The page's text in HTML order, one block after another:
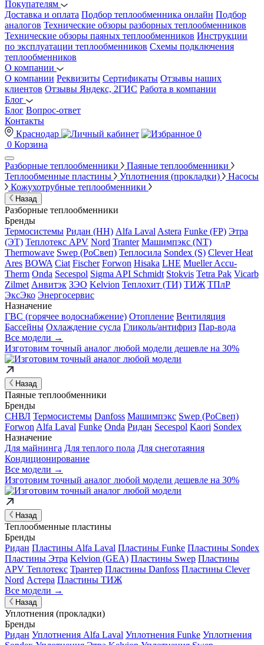
Покупателям
Доставка и оплата Подбор теплообменника онлайн Подбор
аналогов Технические обзоры разборных теплообменников
Технические обзоры паяных теплообменников Инструкции
по эксплуатации теплообменников Схемы подключения
теплообменников
О компании
О компании Реквизиты Сертификаты Отзывы наших
клиентов Отзывы Яндекс, 2ГИС Работа в компании
Блог
Блог Вопрос-ответ
Контакты
Краснодар
0
0 Корзина
Разборные теплообменники
Паяные теплообменники
Теплообменные пластины
Уплотнения (прокладки)
Насосы
Кожухотрубные теплообменники
Назад
Разборные теплообменники
Бренды
Термосистемы Ридан (НН) Alfa Laval Astera Funke (FP) Этра
(ЭТ) Теплотекс APV Nord Tranter Машимпэкс (NT)
Thermowave Swep (РоСвеп) Теплосила Sondex (S) Clever Heat
Ares BOWA Ciat Fischer Forwon Hisaka LHE Mueller Accu-
Therm Onda Secespol Sigma API Schmidt Stokvis Tetra Pak Vicarb
Zilmet Анвитэк ЗЭО Kelvion Теплохит (ТИ) ТИЖ ТПлР
ЭксЭко Энергосервис
Назначение
ГВС (горячее водоснабжение) Отопление Вентиляция
Бассейны Охлаждение сусла Гликоль/антифриз Пар-вода
Все модели →
Изготовим точный аналог любой модели дешевле на 30%
Назад
Паяные теплообменники
Бренды
СНВЛ Термосистемы Danfoss Машимпэкс Swep (РоСвеп)
Forwon Alfa Laval Funke Onda Ридан Secespol Kaori Sondex
Назначение
Для майнинга Для теплого пола Для снеготаяния
Кондиционирование
Все модели →
Изготовим точный аналог любой модели дешевле на 30%
Назад
Теплообменные пластины
Бренды
Ридан Пластины Alfa Laval Пластины Funke Пластины Sondex
Пластины Этра Kelvion (GEA) Пластины Swep Пластины
APV Теплотекс Трантер Пластины Danfoss Пластины Clever
Nord Астера Пластины ТИЖ
Все модели →
Назад
Уплотнения (прокладки)
Бренды
Ридан Уплотнения Alfa Laval Уплотнения Funke Уплотнения